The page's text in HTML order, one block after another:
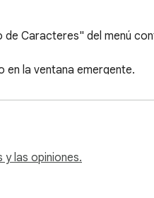
Caracteres" del menú
la ventana emergente.
cantidad de caracteres en
las opiniones.